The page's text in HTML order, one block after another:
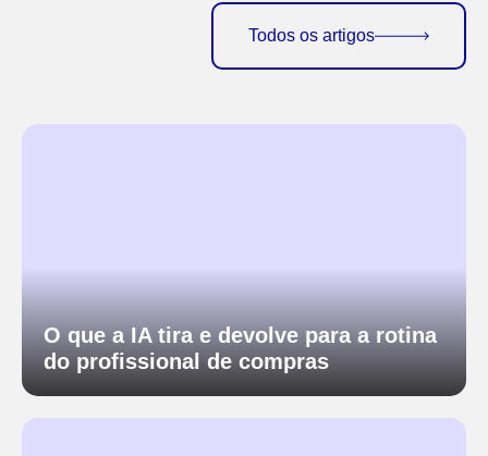
Todos os artigos
O que a IA tira e devolve para a rotina
do profissional de compras